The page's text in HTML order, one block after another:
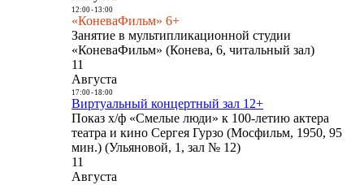
12:00- 13:00
«КоневаФильм» 6+
Занятие в мультипликационной студии
«КоневаФильм» (Конева, 6, читальный зал)
11
Августа
17:00- 18:00
Виртуальный концертный зал 12+
Показ х/ф «Смелые люди» к 100-летию актера
театра и кино Сергея Гурзо (Мосфильм, 1950, 95
мин.) (Ульяновой, 1, зал № 12)
11
Августа